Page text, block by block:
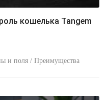
и поля / Преимущества